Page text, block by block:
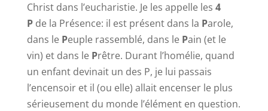
Christ dans l’eucharistie. Je les appelle les 4
Pde la Présence: il est présent dans la Parole,
dans le Peuple rassemblé, dans le Pain (et le
vin) et dans le Prêtre. Durant l’homélie, quand
un enfant devinait un des P, je lui passais
l’encensoir et il (ou elle) allait encenser le plus
sérieusement du monde l’élément en question.